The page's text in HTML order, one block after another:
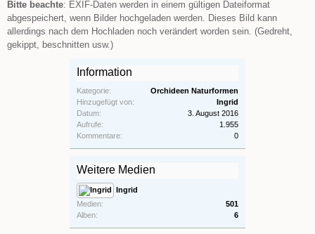
Bitte beachte: EXIF-Daten werden in einem gültigen Dateiformat
abgespeichert, wenn Bilder hochgeladen werden. Dieses Bild kann
allerdings nach dem Hochladen noch verändert worden sein. (Gedreht,
gekippt, beschnitten usw.)
Information
Kategorie:
Orchideen Naturformen
Hinzugefügt von:
Ingrid
Datum:
3. August 2016
Aufrufe:
1.955
Kommentare:
0
Weitere Medien
Ingrid
Medien:
501
Alben:
6